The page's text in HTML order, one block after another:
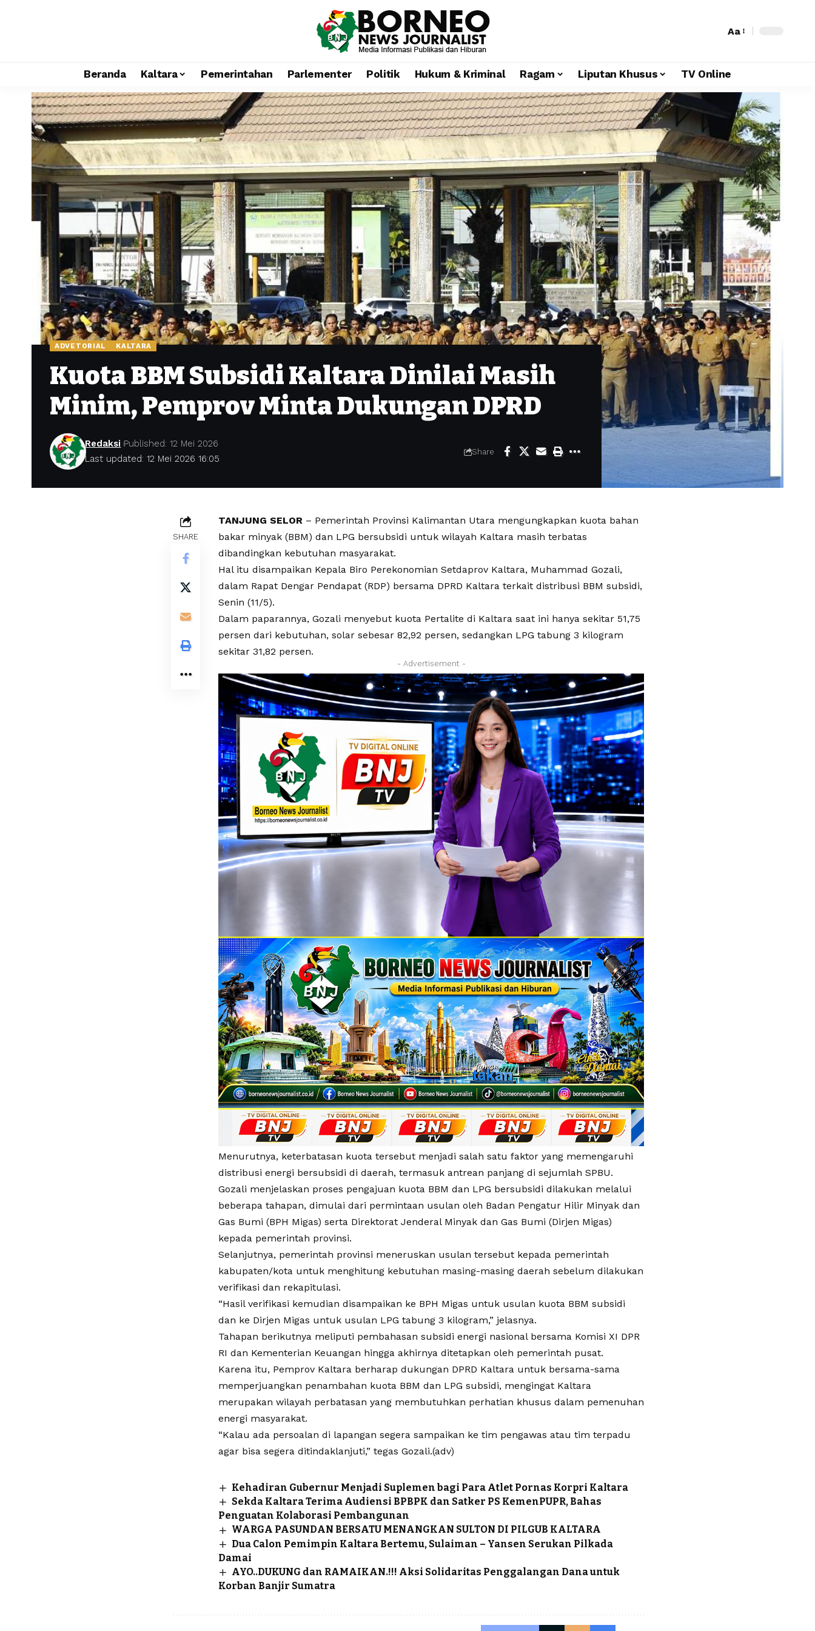
Aa
Beranda Kaltara Pemerintahan Parlementer Politik Hukum & Kriminal Ragam Liputan Khusus TV Online
ADVETORIAL KALTARA
Kuota BBM Subsidi Kaltara Dinilai Masih
Minim, Pemprov Minta Dukungan DPRD
Last updated: 12 Mei 2026 16:05
Redaksi Published: 12 Mei 2026
Share
SHARE
TANJUNG SELOR – Pemerintah Provinsi Kalimantan Utara mengungkapkan kuota bahan
bakar minyak (BBM) dan LPG bersubsidi untuk wilayah Kaltara masih terbatas
dibandingkan kebutuhan masyarakat.
Hal itu disampaikan Kepala Biro Perekonomian Setdaprov Kaltara, Muhammad Gozali,
dalam Rapat Dengar Pendapat (RDP) bersama DPRD Kaltara terkait distribusi BBM subsidi,
Senin (11/5).
Dalam paparannya, Gozali menyebut kuota Pertalite di Kaltara saat ini hanya sekitar 51,75
persen dari kebutuhan, solar sebesar 82,92 persen, sedangkan LPG tabung 3 kilogram
sekitar 31,82 persen.
- Advertisement -
Menurutnya, keterbatasan kuota tersebut menjadi salah satu faktor yang memengaruhi
distribusi energi bersubsidi di daerah, termasuk antrean panjang di sejumlah SPBU.
Gozali menjelaskan proses pengajuan kuota BBM dan LPG bersubsidi dilakukan melalui
beberapa tahapan, dimulai dari permintaan usulan oleh Badan Pengatur Hilir Minyak dan
Gas Bumi (BPH Migas) serta Direktorat Jenderal Minyak dan Gas Bumi (Dirjen Migas)
kepada pemerintah provinsi.
Selanjutnya, pemerintah provinsi meneruskan usulan tersebut kepada pemerintah
kabupaten/kota untuk menghitung kebutuhan masing-masing daerah sebelum dilakukan
verifikasi dan rekapitulasi.
“Hasil verifikasi kemudian disampaikan ke BPH Migas untuk usulan kuota BBM subsidi
dan ke Dirjen Migas untuk usulan LPG tabung 3 kilogram,” jelasnya.
Tahapan berikutnya meliputi pembahasan subsidi energi nasional bersama Komisi XI DPR
RI dan Kementerian Keuangan hingga akhirnya ditetapkan oleh pemerintah pusat.
Karena itu, Pemprov Kaltara berharap dukungan DPRD Kaltara untuk bersama-sama
memperjuangkan penambahan kuota BBM dan LPG subsidi, mengingat Kaltara
merupakan wilayah perbatasan yang membutuhkan perhatian khusus dalam pemenuhan
energi masyarakat.
“Kalau ada persoalan di lapangan segera sampaikan ke tim pengawas atau tim terpadu
agar bisa segera ditindaklanjuti,” tegas Gozali.(adv)
Kehadiran Gubernur Menjadi Suplemen bagi Para Atlet Pornas Korpri Kaltara
Sekda Kaltara Terima Audiensi BPBPK dan Satker PS KemenPUPR, Bahas
Penguatan Kolaborasi Pembangunan
WARGA PASUNDAN BERSATU MENANGKAN SULTON DI PILGUB KALTARA
Dua Calon Pemimpin Kaltara Bertemu, Sulaiman – Yansen Serukan Pilkada
Damai
AYO..DUKUNG dan RAMAIKAN.!!! Aksi Solidaritas Penggalangan Dana untuk
Korban Banjir Sumatra